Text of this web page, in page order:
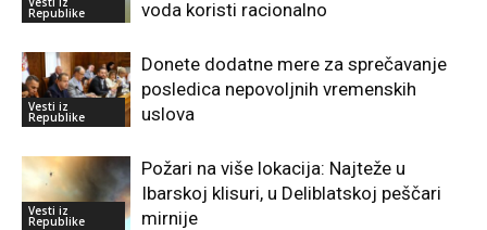
Republike voda koristi racionalno
Vesti iz
Republike
Donete dodatne mere za sprečavanje
posledica nepovoljnih vremenskih
uslova
Vesti iz
Republike
Požari na više lokacija: Najteže u
Ibarskoj klisuri, u Deliblatskoj peščari
mirnije